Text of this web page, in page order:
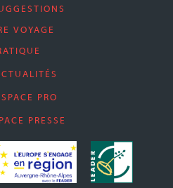
VOYAGE
PRO
PRESSE